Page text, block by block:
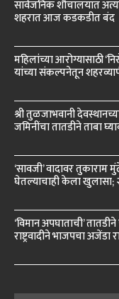
सार्वजनिक शौचालयात
शहरात आज कडकडीत बंद
महिलांच्या आरोग्यासाठी
यांच्या संकल्पनेतून
श्री तुळजाभवानी
जमिनींचा तातडीने ताबा
‘सावजी’ वादावर तुकाराम
घेतल्याचाही केला
‘विमान अपघाताची’
राष्ट्रवादीने भाजपचा अजेंडा